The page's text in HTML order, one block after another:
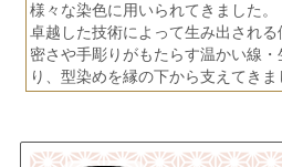
様々な染色に用いられてきました。
卓越した技術によって生み出され
密さや手彫りがもたらす温かい線
り、型染めを縁の下から支えてきま